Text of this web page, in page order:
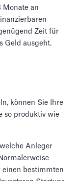
Monate an
Zeit für
Geld ausgeht.
können Sie Ihre
so produktiv wie
Anleger
einen bestimmten